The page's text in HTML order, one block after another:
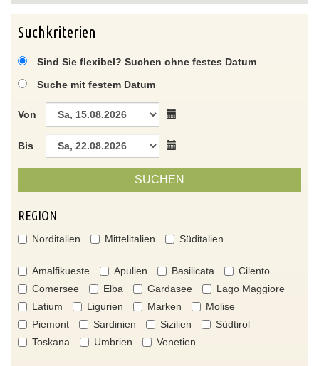
Suchkriterien
Sind Sie flexibel? Suchen ohne festes Datum
Suche mit festem Datum
Von
Bis
SUCHEN
REGION
Norditalien Mittelitalien Süditalien
Amalfikueste Apulien Basilicata
Cilento
Comersee
Elba Gardasee
Lago Maggiore
Latium
Ligurien Marken
Molise
Piemont
Sardinien Sizilien
Südtirol
Toskana
Umbrien Venetien